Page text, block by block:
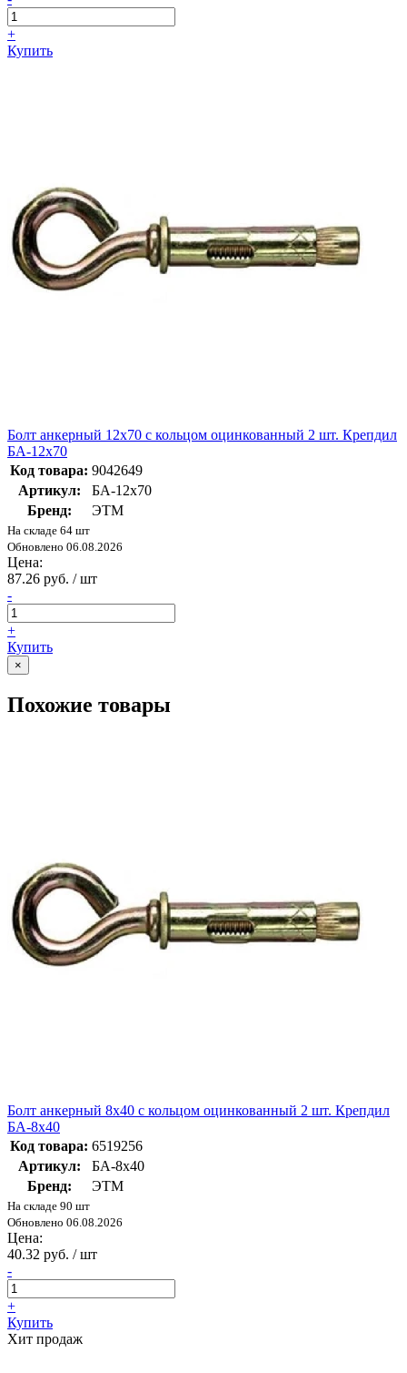
+
Купить
Болт анкерный 12х70 с кольцом оцинкованный 2 шт. Крепдил
БА-12х70
Код товара: 9042649
Артикул:
БА-12х70
Бренд:
ЭТМ
На складе 64 шт
Обновлено 06.08.2026
Цена:
87.26 руб. / шт
-
+
Купить
×
Похожие товары
Болт анкерный 8х40 с кольцом оцинкованный 2 шт. Крепдил
БА-8х40
Код товара: 6519256
Артикул:
БА-8х40
Бренд:
ЭТМ
На складе 90 шт
Обновлено 06.08.2026
Цена:
40.32 руб. / шт
-
+
Купить
Хит продаж